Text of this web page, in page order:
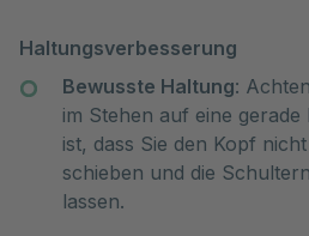
Haltungsverbesserung
Bewusste Haltung:
im Stehen auf eine
ist, dass Sie den Kopf
schieben und die
lassen.